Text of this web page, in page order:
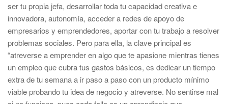
ser tu propia jefa, desarrollar toda tu capacidad creativa e
innovadora, autonomía, acceder a redes de apoyo de
empresarios y emprendedores, aportar con tu trabajo a resolver
problemas sociales. Pero para ella, la clave principal es
“atreverse a emprender en algo que te apasione mientras tienes
un empleo que cubra tus gastos básicos, es dedicar un tiempo
extra de tu semana a ir paso a paso con un producto mínimo
viable probando tu idea de negocio y atreverse. No sentirse mal